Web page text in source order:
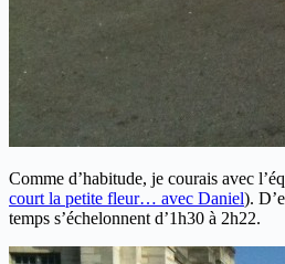
Comme d’habitude, je courais avec
court la petite fleur… avec Daniel).
temps s’échelonnent d’1h30 à 2h22.